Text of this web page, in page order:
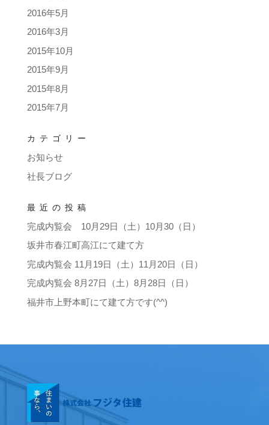
2016年5月
2016年3月
2015年10月
2015年9月
2015年8月
2015年7月
カテゴリー
お知らせ
社長ブログ
最近の投稿
完成内覧会 10月29日（土）10月30（日）
坂井市春江町高江にて建て方
完成内覧会 11月19日（土）11月20日（日）
完成内覧会 8月27日（土）8月28日（日）
福井市上野本町にて建て方です(^^)